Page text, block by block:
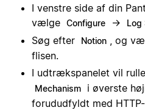
I venstre side af din
vælge Configure → Log
Søg efter
Notion
, og
flisen.
I udtrækspanelet vil
Mechanism
i øverste
forududfyldt med